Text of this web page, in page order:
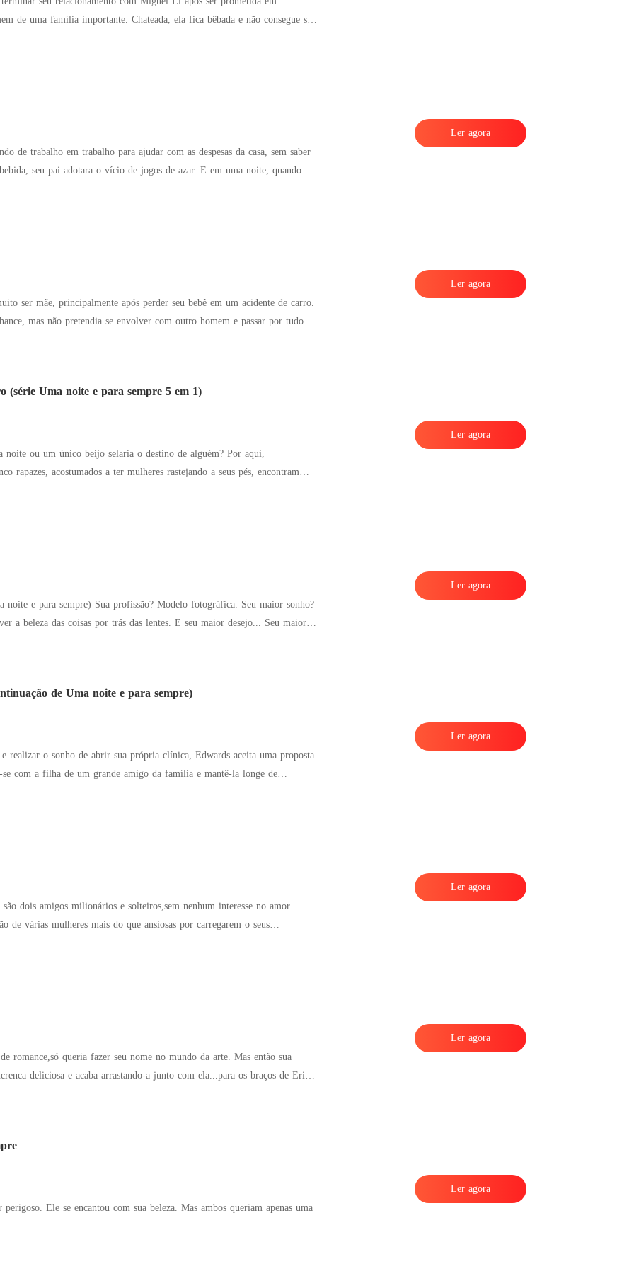
de uma família importante. Chateada, ela fica bêbada e não consegue se
furiosos ao descobrir que não era mais virgem, ou encarar Lucien Li,
de trabalho em trabalho para ajudar com as despesas da casa, sem saber
seu pai adotara o vício de jogos de azar. E em uma noite, quando ele
Ler agora
ser mãe, principalmente após perder seu bebê em um acidente de carro.
mas não pretendia se envolver com outro homem e passar por tudo o
e ainda não conseguira se livrar da dor por completo. E como se já não
já possuía, agora ele teria outros ainda maiores para enfrentar ao conhecer
Ler agora
(série Uma noite e para sempre 5 em 1)
noite ou um único beijo selaria o destino de alguém? Por aqui,
rapazes, acostumados a ter mulheres rastejando a seus pés, encontram
Ler agora
Modelo fotográfica. Seu maior sonho?
coisas por trás das lentes. E seu maior desejo... Seu maior
o que realmente queria.
Ler agora
de Uma noite e para sempre)
se com a filha de um grande amigo da família e mantê-la longe de
Ler agora
dois amigos milionários e solteiros,sem nenhum interesse no amor.
de várias mulheres mais do que ansiosas por carregarem o seus
Ler agora
romance,só queria fazer seu nome no mundo da arte. Mas então sua
deliciosa e acaba arrastando-a junto com ela...para os braços de Erick
Ler agora
Ele se encantou com sua beleza. Mas ambos queriam apenas uma
Ler agora